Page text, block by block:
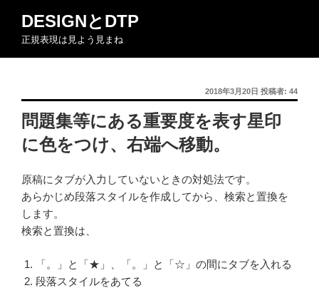
ン
DESIGNとDTP
正規表現は見よう見まね
投
稿
日:
2018年3月20日 投稿者: 44
問題集等にある重要度を表す星印
に色をつけ、右端へ移動。
原稿にタブが入力していないときの対処法です。
あらかじめ段落スタイルを作成してから、検索と置換を
します。
検索と置換は、
「。」と「★」、「。」と「☆」の間にタブを入れる
段落スタイルをあてる